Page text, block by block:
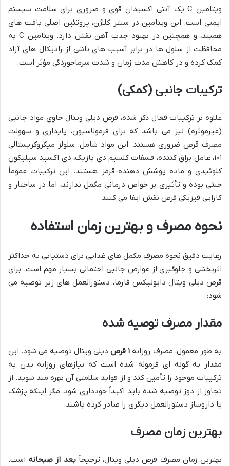
ویتامین C یک آنتی اکسیدان قوی و ضروری برای سلامت سیستم
ایمنی است. این ویتامین در سنتز کلاژن، پروتئین اصلی بافت های
همبند، و همچنین در بهبود جذب آهن نقش دارد. ویتامین C به
محافظت از سلول ها در برابر آسیب های ناشی از رادیکال های آزاد
کمک کرده و در کاهش مدت زمان و شدت سرماخوردگی مؤثر است.
ترکیبات جانبی (کمکی)
علاوه بر ترکیبات فعال ذکر شده، قرص دیلی ویتال حاوی مواد جانبی
(غیرموثره) نیز می باشد که برای فرمولاسیون، پایداری و سهولت
مصرف قرص ضروری هستند. این مواد شامل: سلولز میکروکریستالی
۱۰۱، عامل براق کننده، فسفات کلسیم دی بازیک، دی اکسید سیلیکون
کلوئیدی و ماده پوشش دهنده-قرمز هستند. این ترکیبات عموماً
خنثی بوده و تأثیری بر خواص درمانی مکمل ندارند، اما در ساختار و
کارایی فیزیکی قرص نقش ایفا می کنند.
نحوه مصرف و بهترین زمان استفاده
رعایت دقیق نحوه مصرف مکمل های غذایی برای دستیابی به حداکثر
اثربخشی و جلوگیری از عوارض جانبی احتمالی بسیار مهم است. برای
قرص دیلی ویتال دایونیکس فارما، دستورالعمل های زیر توصیه می
شود:
مقدار مصرف توصیه شده
به طور معمول، مصرف روزانه ۱ قرص
دیلی ویتال توصیه می شود. این
مقدار به گونه ای فرموله شده است که نیازهای روزانه بدن به
ترکیبات موجود را تأمین کند و از فواید سلامتی آن بهره مند شوید. از
تجاوز از دوز توصیه شده باید اکیداً خودداری شود، مگر اینکه پزشک
یا داروساز دستورالعمل دیگری را صادر کرده باشند.
بهترین زمان مصرف
بهترین زمان مصرف قرص دیلی ویتال، ترجیحاًبعد از صبحانه است.